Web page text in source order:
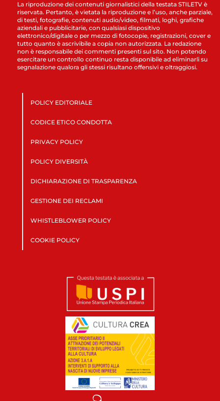
La riproduzione dei contenuti giornalistici della testata STILETV è
riservata. Pertanto, è vietata la riproduzione e l’uso, anche parziale,
di testi, fotografie, contenuti audio/video, filmati, loghi, grafiche
aziendali e pubblicitarie, con qualsiasi dispositivo
elettronico/digitale o per mezzo di fotocopie, registrazioni, cover e
tutto quanto è ascrivibile a copia non autorizzata. La redazione
non è responsabile dei commenti presenti sul sito. Non potendo
esercitare un controllo continuo resta disponibile ad eliminarli su
segnalazione qualora gli stessi risultano offensivi e oltraggiosi.
POLICY EDITORIALE
CODICE ETICO CONDOTTA
PRIVACY POLICY
POLICY DIVERSITÀ
DICHIARAZIONE DI TRASPARENZA
GESTIONE DEI RECLAMI
WHISTLEBLOWER POLICY
COOKIE POLICY